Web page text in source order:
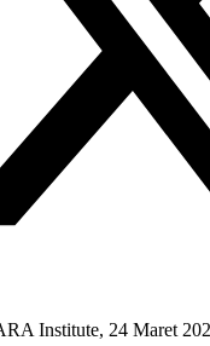
Institute, 24 Maret